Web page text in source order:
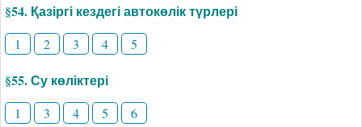
§54. Қазіргі кездегі автокөлік түрлері
1 2 3 4 5
§55. Су көліктері
1 3 4 5 6